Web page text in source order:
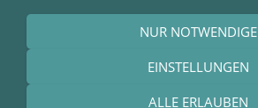
Datenschutz -Kontakt
NUR NOTWENDIGE
EINSTELLUNGEN
ALLE ERLAUBEN